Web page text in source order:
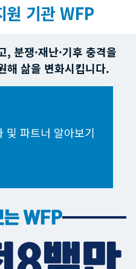
원 기관 WFP
, 분쟁·재난·기후 충격을
해 삶을 변화시킵니다.
및 파트너 알아보기
는 WFP